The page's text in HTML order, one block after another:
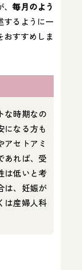
毎月のよう
するように一
おすすめしま
な時期なの
になる方も
アセトアミ
あれば、受
は低いと考
は、妊娠が
は産婦人科